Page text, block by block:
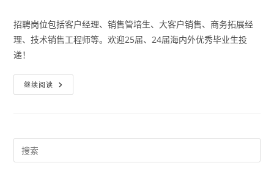
招聘岗位包括客户经理、销售管培生、大客户销售、商务拓展经
理、技术销售工程师等。欢迎25届、24届海内外优秀毕业生投
递！
继续阅读